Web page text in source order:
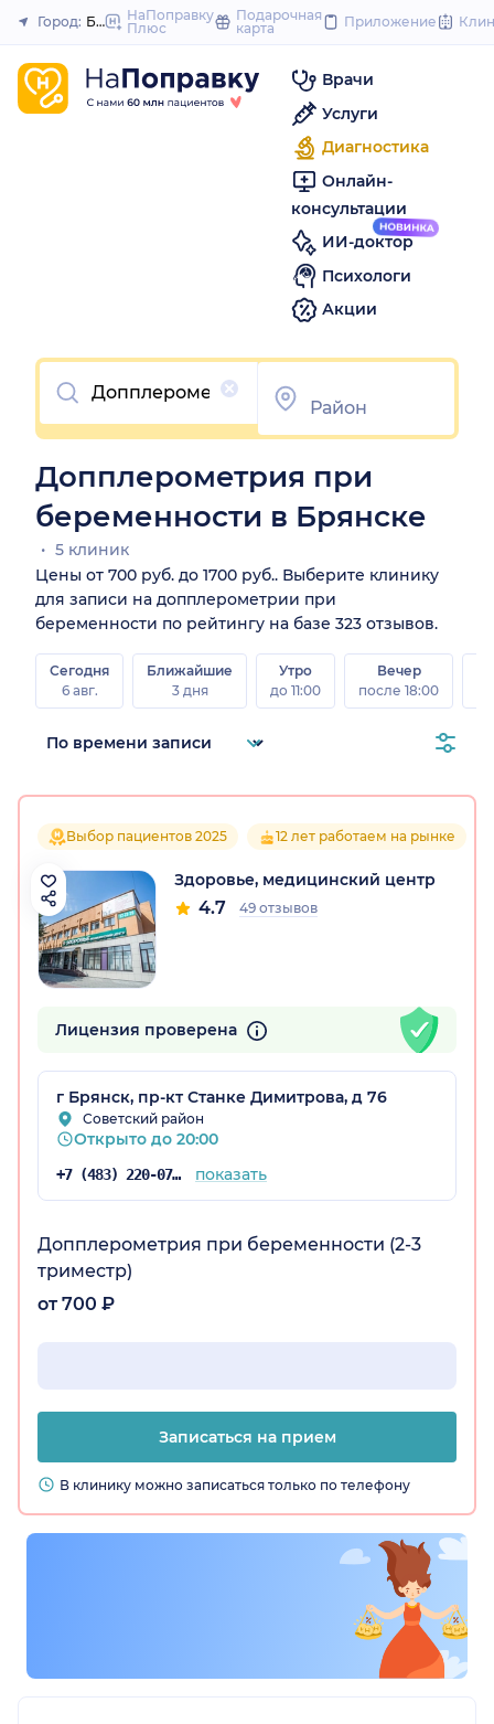
to
Закрыть
Город: БрянскНаПоправку
Плюс
Подарочная
карта
Приложение
Врачи
Услуги
Диагностика
Онлайн-
консультации
ИИ-доктор
Психологи
Акции
Очистить
Допплерометрия при
беременности в Брянске
5 клиник
Цены от 700 руб. до 1700 руб.. Выберите клинику
для записи на допплерометрии при
беременности по рейтингу на базе 323 отзывов.
Сегодня
6 авг.
Ближайшие
3 дня
Утро
до 11:00
Вечер
после 18:00
Выбор пациентов 2025 12 лет работаем на рынке
Здоровье, медицинский центр
4.7 49 отзывов
Лицензия проверена
г Брянск, пр-кт Станке Димитрова, д 76
Советский район
Открыто до 20:00
+7 (483) 220-07-63 показать
Допплерометрия при беременности (2-3
триместр)
от 700 ₽
Записаться на прием
В клинику можно записаться только по телефону